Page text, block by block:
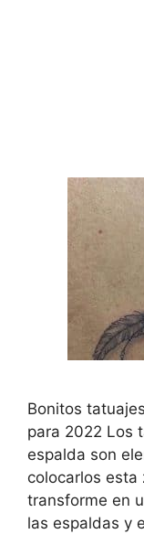
Bonitos
para 2022 Los
espalda son
colocarlos esta
transforme en
las espaldas y